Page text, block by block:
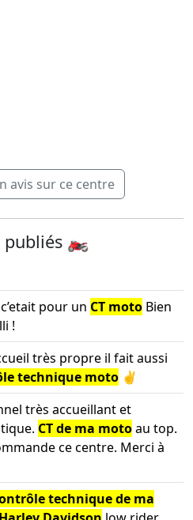
avis sur ce centre
publiés 🏍️
pour un CT moto Bien
!
très propre il fait aussi
technique moto ✌️
très accueillant et
CT de ma motoau top.
ce centre. Merci à
technique de ma